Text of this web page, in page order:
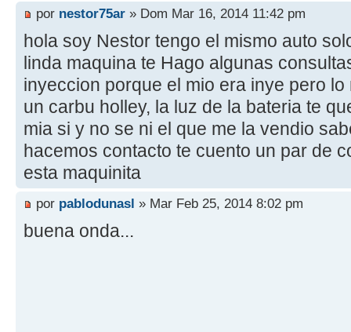
por nestor75ar » Dom Mar 16, 2014 11:42 pm
hola soy Nestor tengo el mismo auto
linda maquina te Hago algunas
inyeccion porque el mio era inye pero
un carbu holley, la luz de la bateria te
mia si y no se ni el que me la vendio
hacemos contacto te cuento un par de
esta maquinita
por pablodunasl » Mar Feb 25, 2014 8:02 pm
buena onda...